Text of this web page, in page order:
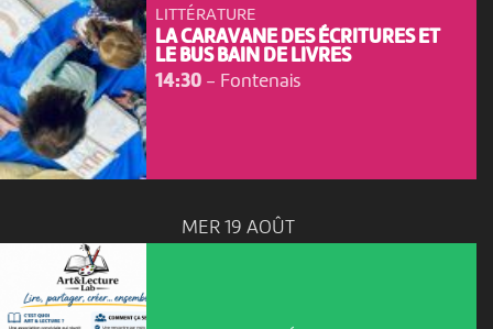
LITTÉRATURE
LA CARAVANE DES ÉCRITURES ET
LE BUS BAIN DE LIVRES
14:30- Fontenais
MER 19 AOÛT